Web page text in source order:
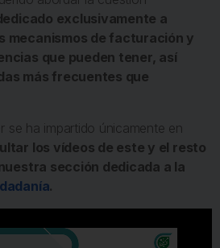
exclusivamente a
mecanismos de facturación y
que pueden tener, así
más frecuentes que
se ha impartido únicamente en
los vídeos de este y el resto
sección dedicada a la
.